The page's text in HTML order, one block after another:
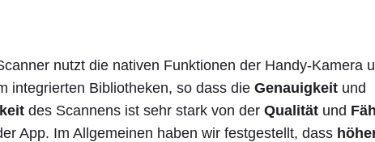
nutzt die nativen Funktionen der Handy-Kamera
integrierten Bibliotheken, so dass die Genauigkeit und
des Scannens ist sehr stark von der Qualität und
App. Im Allgemeinen haben wir festgestellt, dass